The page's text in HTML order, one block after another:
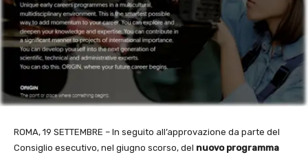
ROMA, 19 SETTEMBRE – In seguito all’approvazione da parte del
Consiglio esecutivo, nel giugno scorso, del nuovo programma